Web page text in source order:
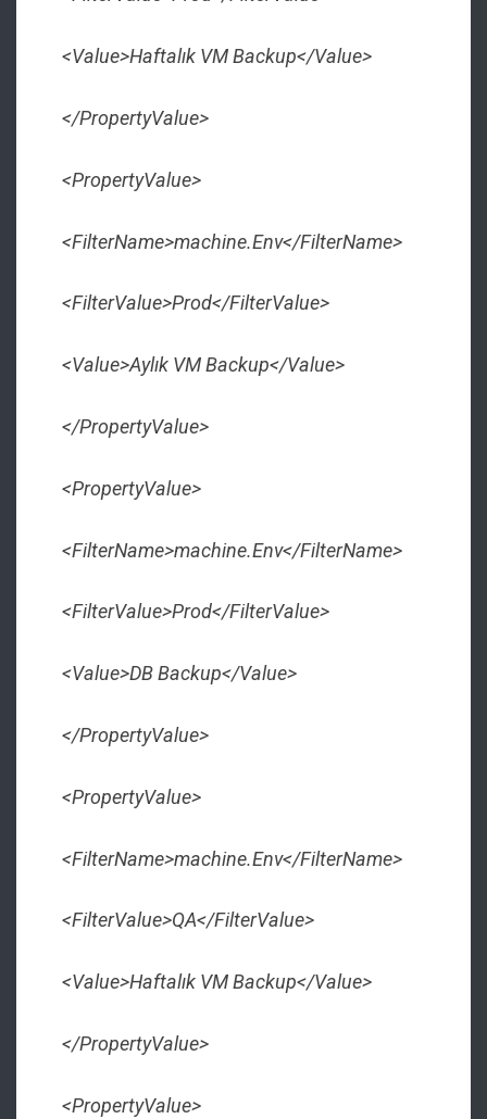
<Value>Haftalık VM Backup</Value>
</PropertyValue>
<PropertyValue>
<FilterName>machine.Env</FilterName>
<FilterValue>Prod</FilterValue>
<Value>Aylık VM Backup</Value>
</PropertyValue>
<PropertyValue>
<FilterName>machine.Env</FilterName>
<FilterValue>Prod</FilterValue>
<Value>DB Backup</Value>
</PropertyValue>
<PropertyValue>
<FilterName>machine.Env</FilterName>
<FilterValue>QA</FilterValue>
<Value>Haftalık VM Backup</Value>
</PropertyValue>
<PropertyValue>